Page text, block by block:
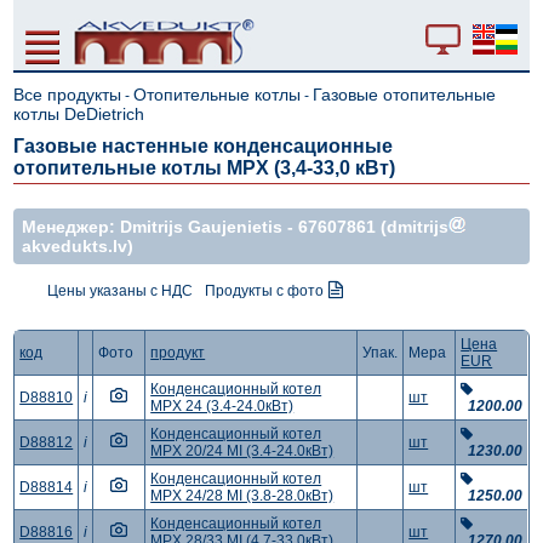
Все продукты -Отопительные котлы - Газовые отопительные
котлы DeDietrich
Газовые настенные конденсационные
отопительные котлы MPX (3,4-33,0 кВт)
Mенеджер: Dmitrijs Gaujenietis -67607861 (dmitrijs
akvedukts.lv)
Цены указаны с НДС Продукты с фото
код Фото продукт Упак. Мера
Цена
EUR
D88810 i
Конденсационный котел
MPX 24 (3.4-24.0кВт)
шт 1200.00
D88812 i
Конденсационный котел
MPX 20/24 MI (3.4-24.0кВт)
шт 1230.00
D88814 i
Конденсационный котел
MPX 24/28 MI (3.8-28.0кВт)
шт 1250.00
D88816 i
Конденсационный котел
шт